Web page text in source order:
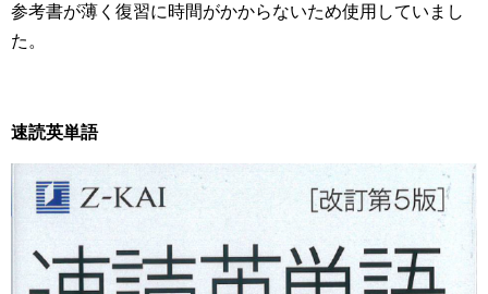
参考書が薄く復習に時間がかからないため使用していまし
た。
速読英単語